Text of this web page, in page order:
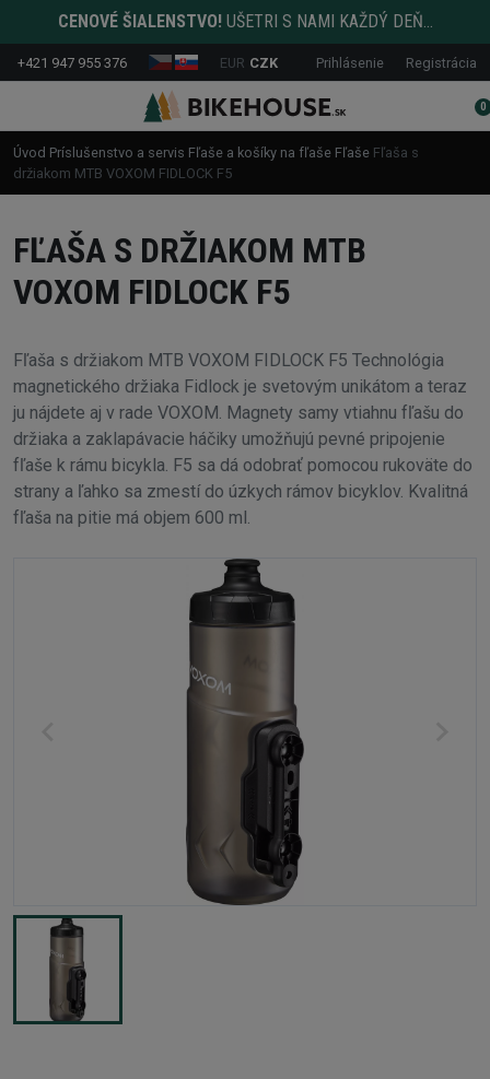
CENOVÉ ŠIALENSTVO! UŠETRI S NAMI KAŽDÝ DEŇ...
+421 947 955 376 EUR CZK Prihlásenie Registrácia
0
Úvod Príslušenstvo a servis Fľaše a košíky na fľaše Fľaše Fľaša s
držiakom MTB VOXOM FIDLOCK F5
FĽAŠA S DRŽIAKOM MTB
VOXOM FIDLOCK F5
Fľaša s držiakom MTB VOXOM FIDLOCK F5 Technológia
magnetického držiaka Fidlock je svetovým unikátom a teraz
ju nájdete aj v rade VOXOM. Magnety samy vtiahnu fľašu do
držiaka a zaklapávacie háčiky umožňujú pevné pripojenie
fľaše k rámu bicykla. F5 sa dá odobrať pomocou rukoväte do
strany a ľahko sa zmestí do úzkych rámov bicyklov. Kvalitná
fľaša na pitie má objem 600 ml.